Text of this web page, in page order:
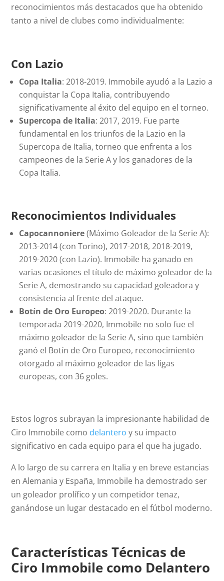
reconocimientos más destacados que ha obtenido
tanto a nivel de clubes como individualmente:
Con Lazio
Copa Italia: 2018-2019. Immobile ayudó a la Lazio a
conquistar la Copa Italia, contribuyendo
significativamente al éxito del equipo en el torneo.
Supercopa de Italia: 2017, 2019. Fue parte
fundamental en los triunfos de la Lazio en la
Supercopa de Italia, torneo que enfrenta a los
campeones de la Serie A y los ganadores de la
Copa Italia.
Reconocimientos Individuales
Capocannoniere(Máximo Goleador de la Serie A):
2013-2014 (con Torino), 2017-2018, 2018-2019,
2019-2020 (con Lazio). Immobile ha ganado en
varias ocasiones el título de máximo goleador de la
Serie A, demostrando su capacidad goleadora y
consistencia al frente del ataque.
Botín de Oro Europeo: 2019-2020. Durante la
temporada 2019-2020, Immobile no solo fue el
máximo goleador de la Serie A, sino que también
ganó el Botín de Oro Europeo, reconocimiento
otorgado al máximo goleador de las ligas
europeas, con 36 goles.
Estos logros subrayan la impresionante habilidad de
Ciro Immobile como delantero y su impacto
significativo en cada equipo para el que ha jugado.
A lo largo de su carrera en Italia y en breve estancias
en Alemania y España, Immobile ha demostrado ser
un goleador prolífico y un competidor tenaz,
ganándose un lugar destacado en el fútbol moderno.
Características Técnicas de
Ciro Immobile como Delantero